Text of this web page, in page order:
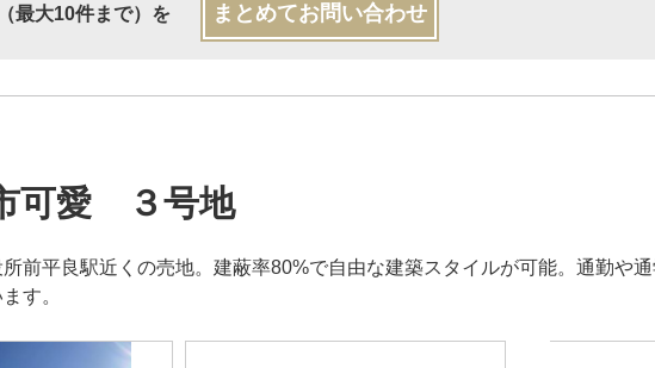
最大10件まで）を まとめてお問い合わせ
可愛 ３号地
前平良駅近くの売地。建蔽率80%で自由な建築スタイルが可能。通勤や
す。